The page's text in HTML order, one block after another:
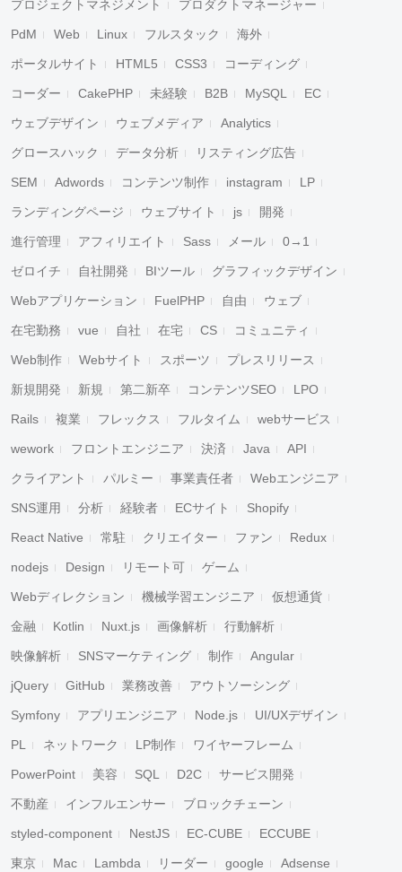
プロジェクトマネジメント プロダクトマネージャー
PdM Web Linux フルスタック 海外
ポータルサイト HTML5 CSS3 コーディング
コーダー CakePHP 未経験 B2B MySQL EC
ウェブデザイン ウェブメディア Analytics
グロースハック データ分析 リスティング広告
SEM Adwords コンテンツ制作 instagram LP
ランディングページ ウェブサイト js 開発
進行管理 アフィリエイト Sass メール 0→1
ゼロイチ 自社開発 BIツール グラフィックデザイン
Webアプリケーション FuelPHP 自由 ウェブ
在宅勤務 vue 自社 在宅 CS コミュニティ
Web制作 Webサイト スポーツ プレスリリース
新規開発 新規 第二新卒 コンテンツSEO LPO
Rails 複業 フレックス フルタイム webサービス
wework フロントエンジニア 決済 Java API
クライアント パルミー 事業責任者 Webエンジニア
SNS運用 分析 経験者 ECサイト Shopify
React Native 常駐 クリエイター ファン Redux
nodejs Design リモート可 ゲーム
Webディレクション 機械学習エンジニア 仮想通貨
金融 Kotlin Nuxt.js 画像解析 行動解析
映像解析 SNSマーケティング 制作 Angular
jQuery GitHub 業務改善 アウトソーシング
Symfony アプリエンジニア Node.js UI/UXデザイン
PL ネットワーク LP制作 ワイヤーフレーム
PowerPoint 美容 SQL D2C サービス開発
不動産 インフルエンサー ブロックチェーン
styled-component NestJS EC-CUBE ECCUBE
東京 Mac Lambda リーダー google Adsense